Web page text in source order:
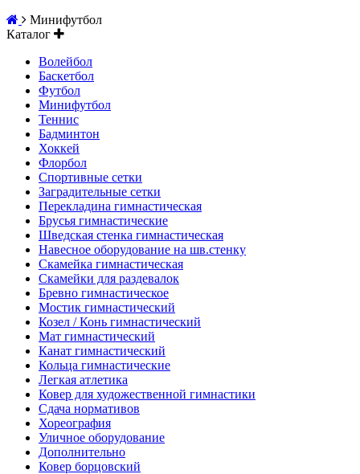
Минифутбол
Каталог
Волейбол
Баскетбол
Футбол
Минифутбол
Теннис
Бадминтон
Хоккей
Флорбол
Спортивные сетки
Заградительные сетки
Перекладина гимнастическая
Брусья гимнастические
Шведская стенка гимнастическая
Навесное оборудование на шв.стенку
Скамейка гимнастическая
Скамейки для раздевалок
Бревно гимнастическое
Мостик гимнастический
Козел / Конь гимнастический
Мат гимнастический
Канат гимнастический
Кольца гимнастические
Легкая атлетика
Ковер для художественной гимнастики
Сдача нормативов
Хореография
Уличное оборудование
Дополнительно
Ковер борцовский